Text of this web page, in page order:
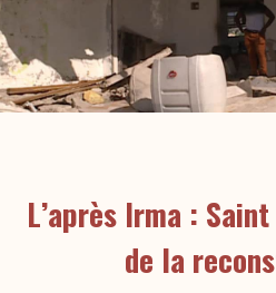
L’après Irma :
de la